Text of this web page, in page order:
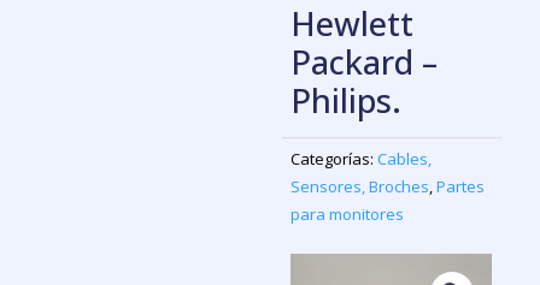
Hewlett
Packard –
Philips.
Categorías: Cables,
Sensores, Broches,Partes
para monitores